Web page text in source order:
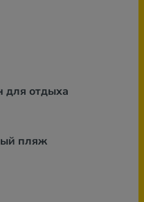
для отдыха
пляж